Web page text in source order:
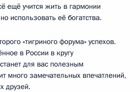
ещё учится жить в гармонии
использовать её богатства.
«тигриного форума» успехов.
в России в кругу
для вас полезным
много замечательных впечатлений,
друзей.